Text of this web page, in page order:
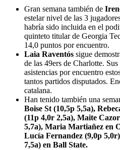
Gran semana también de
estelar nivel de las 3
habría sido incluida en el
quinteto titular de Georgia
14,0 puntos por encuentro.
Laia Raventós sigue
de las 49ers de Charlotte.
asistencias por encuentro
tantos partidos disputados.
catalana.
Han tenido también una
Boise St (10,5p 5,5a),
(11p 4,0r 2,5a), Maite
5,7a), Maria Martiañez en
Lucía Fernandez (9,0p
7,5a) en Ball State.